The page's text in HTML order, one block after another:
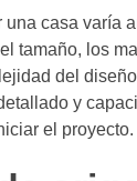
una casa varía
tamaño, los
del
y
el proyecto.